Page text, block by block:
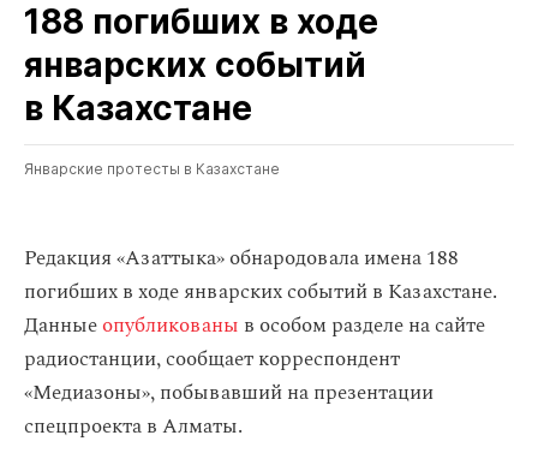
188 погибших в ходе
январских событий
в Казахстане
Январские протесты в Казахстане
Редакция «Азаттыка» обнародовала имена 188
погибших в ходе январских событий в Казахстане.
Данныеопубликованы в особом разделе на сайте
радиостанции, сообщает корреспондент
«Медиазоны», побывавший на презентации
спецпроекта в Алматы.